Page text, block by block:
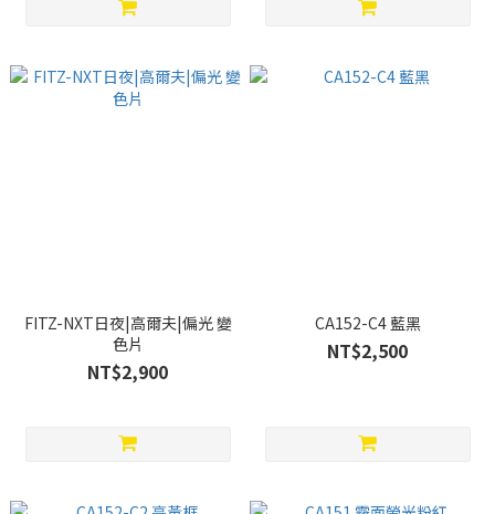
FITZ-NXT日夜|高爾夫|偏光 變
色片
NT$2,900
CA152-C4 藍黑
NT$2,500